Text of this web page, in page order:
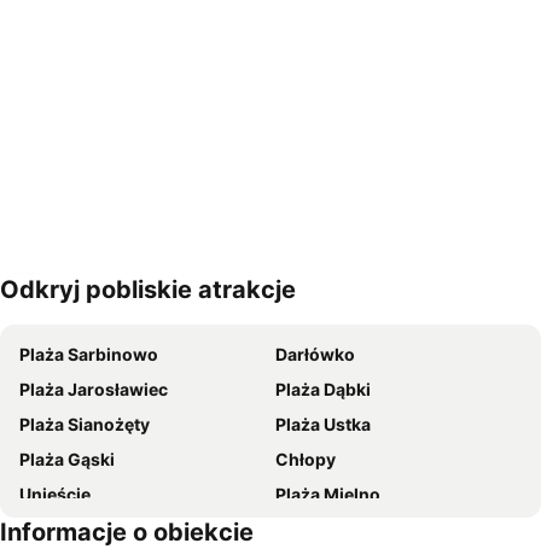
Powiększ mapę
Odkryj pobliskie atrakcje
Plaża Sarbinowo
Darłówko
Plaża Jarosławiec
Plaża Dąbki
Plaża Sianożęty
Plaża Ustka
Plaża Gąski
Chłopy
Unieście
Plaża Mielno
Plaża Poddąbie
Informacje o obiekcie